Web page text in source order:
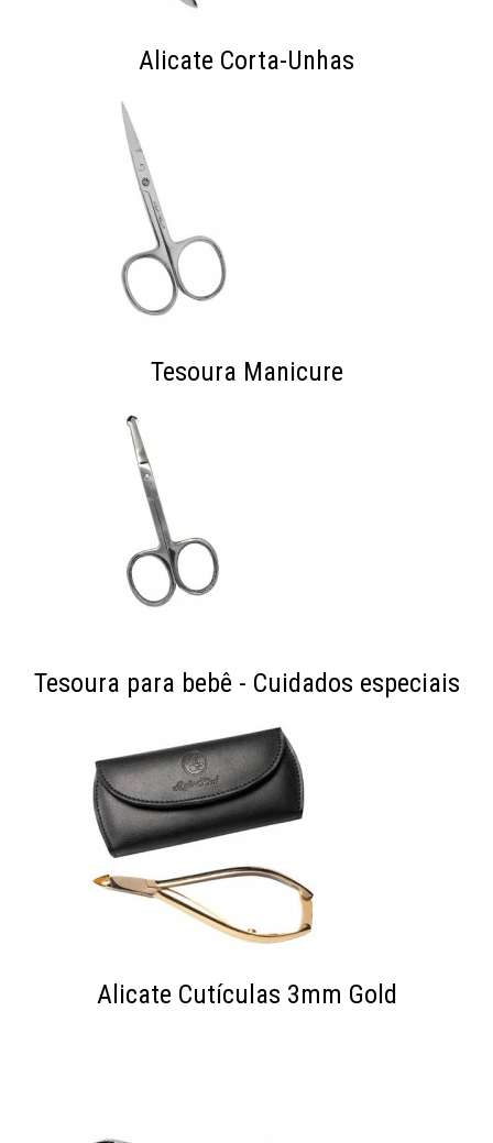
Alicate Corta-Unhas
Tesoura Manicure
Tesoura para bebê - Cuidados especiais
Alicate Cutículas 3mm Gold